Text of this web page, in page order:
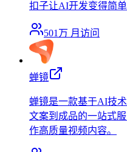
扣子让AI开发变得简
501万 月访问
蝉镜
蝉镜是一款基于AI技
文案到成品的一站式
作高质量视频内容。